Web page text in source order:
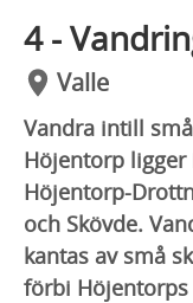
4 -
Valle
Vandra intill
Höjentorp ligger
Höjentorp-
och Skövde.
kantas av små
förbi